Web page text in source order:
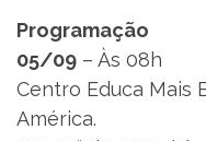
Programação
05/09 – Às 08h
Centro Educa Mais
América.